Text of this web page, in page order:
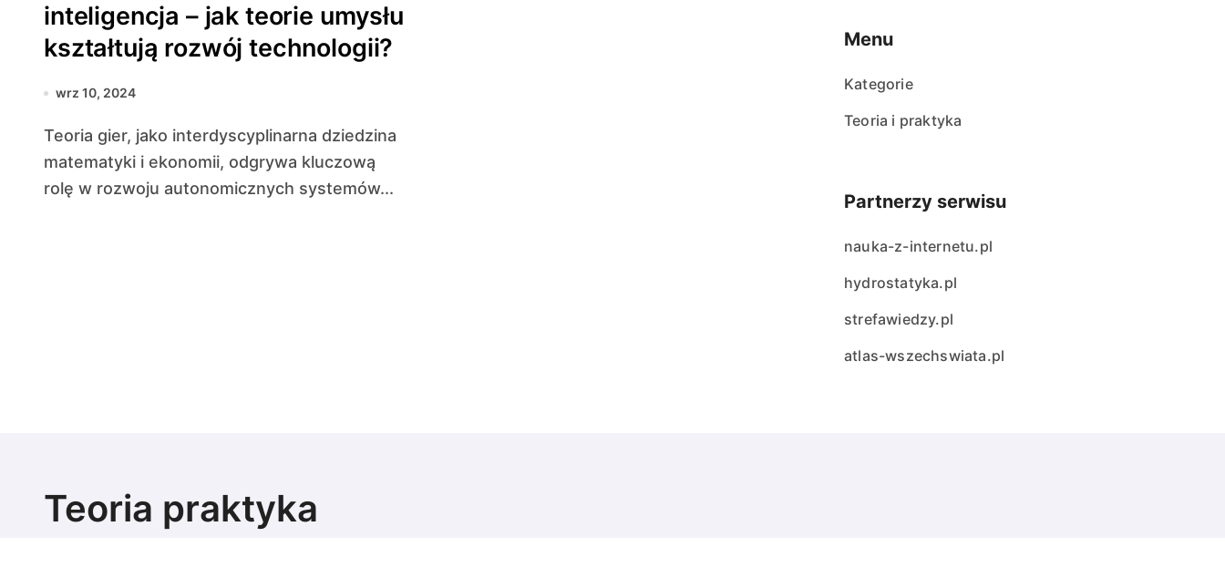
inteligencja – jak teorie umysłu
kształtują rozwój technologii?
wrz 10, 2024
Teoria gier, jako interdyscyplinarna dziedzina
matematyki i ekonomii, odgrywa kluczową
rolę w rozwoju autonomicznych systemów...
Menu
Kategorie
Teoria i praktyka
Partnerzy serwisu
nauka-z-internetu.pl
hydrostatyka.pl
strefawiedzy.pl
atlas-wszechswiata.pl
Teoria praktyka